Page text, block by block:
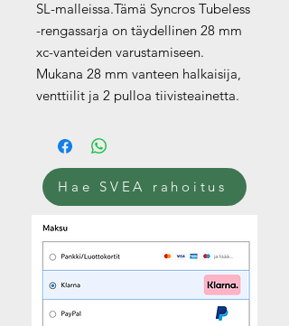
SL-malleissa.Tämä Syncros Tubeless
-rengassarja on täydellinen 28 mm
xc-vanteiden varustamiseen.
Mukana 28 mm vanteen halkaisija,
venttiilit ja 2 pulloa tiivisteainetta.
Hae SVEA rahoitus